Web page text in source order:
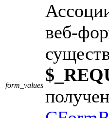
form_values
веб-